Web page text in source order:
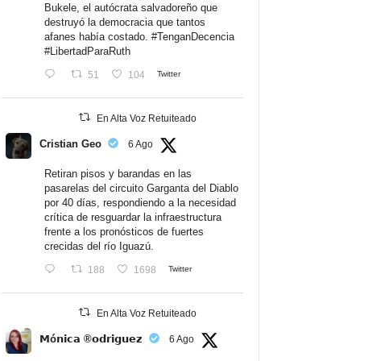
Bukele, el autócrata salvadoreño que
destruyó la democracia que tantos
afanes había costado. #TenganDecencia
#LibertadParaRuth
51 104 Twitter
En Alta Voz Retuiteado
Cristian Geo 6 Ago
Retiran pisos y barandas en las
pasarelas del circuito Garganta del Diablo
por 40 días, respondiendo a la necesidad
crítica de resguardar la infraestructura
frente a los pronósticos de fuertes
crecidas del río Iguazú.
188 1698 Twitter
En Alta Voz Retuiteado
𝗠ó𝗻𝗶𝗰𝗮 ®𝗼𝗱𝗿𝗶𝗴𝘂𝗲𝘇 6 Ago